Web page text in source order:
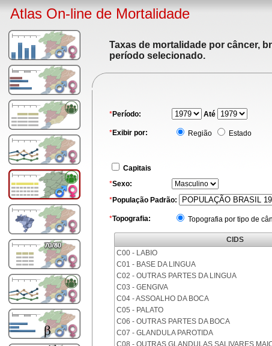
Atlas On-line de Mortalidade
Taxas de mortalidade por câncer,
período selecionado.
*Período: Até
*Exibir por: Região Estado
Capitais
*Sexo:
*População Padrão:
*Topografia: Topografia por tipo de
CIDS
C00 - LABIO
C01 - BASE DA LINGUA
C02 - OUTRAS PARTES DA LINGUA
C03 - GENGIVA
C04 - ASSOALHO DA BOCA
C05 - PALATO
C06 - OUTRAS PARTES DA BOCA
C07 - GLANDULA PAROTIDA
C08 - OUTRAS GLANDULAS SALIVARES